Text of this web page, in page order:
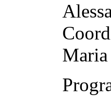
Maria